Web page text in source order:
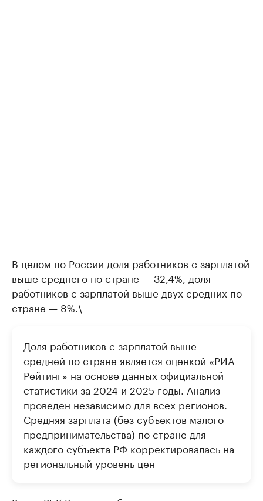
В целом по России доля работников с зарплатой
выше среднего по стране — 32,4%, доля
работников с зарплатой выше двух средних по
стране — 8%.\
Доля работников с зарплатой выше
средней по стране является оценкой «РИА
Рейтинг» на основе данных официальной
статистики за 2024 и 2025 годы. Анализ
проведен независимо для всех регионов.
Средняя зарплата (без субъектов малого
предпринимательства) по стране для
каждого субъекта РФ корректировалась на
региональный уровень цен